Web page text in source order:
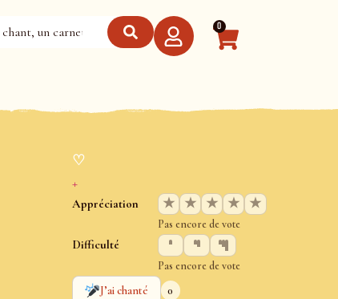
0
♡
+
Appréciation ★ ★ ★ ★ ★
Pas encore de vote
Difficulté
Pas encore de vote
J’ai chanté
0